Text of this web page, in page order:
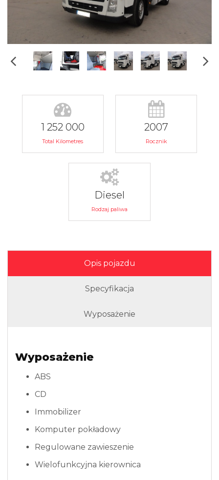
1 252 000
Total Kilometres
2007
Rocznik
Diesel
Rodzaj paliwa
Opis pojazdu
Specyfikacja
Wyposażenie
Wyposażenie
ABS
CD
Immobilizer
Komputer pokładowy
Regulowane zawieszenie
Wielofunkcyjna kierownica